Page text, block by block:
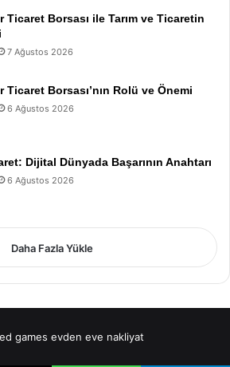
Ticaret Borsası ile Tarım ve Ticaretin
7 Ağustos 2026
Ticaret Borsası’nın Rolü ve Önemi
6 Ağustos 2026
Dijital Dünyada Başarının Anahtarı
6 Ağustos 2026
Daha Fazla Yükle
games evden eve nakliyat